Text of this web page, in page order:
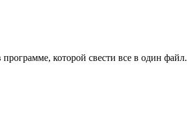
которой свести все в один файл.